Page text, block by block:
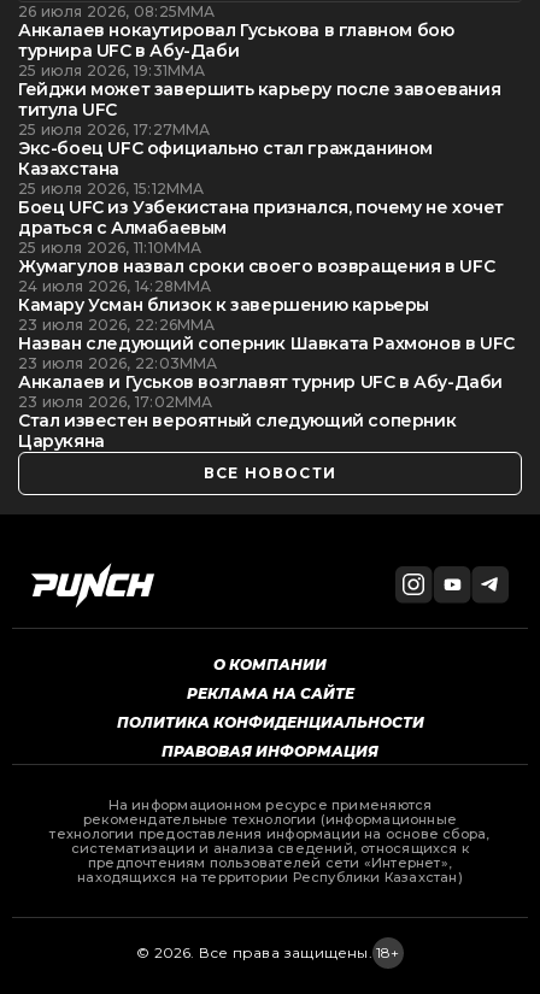
26 июля 2026, 08:25ММА
Анкалаев нокаутировал Гуськова в главном бою
турнира UFC в Абу-Даби
25 июля 2026, 19:31ММА
Гейджи может завершить карьеру после завоевания
титула UFC
25 июля 2026, 17:27ММА
Экс-боец UFC официально стал гражданином
Казахстана
25 июля 2026, 15:12ММА
Боец UFC из Узбекистана признался, почему не хочет
драться с Алмабаевым
25 июля 2026, 11:10ММА
Жумагулов назвал сроки своего возвращения в UFC
24 июля 2026, 14:28ММА
Камару Усман близок к завершению карьеры
23 июля 2026, 22:26ММА
Назван следующий соперник Шавката Рахмонов в UFC
23 июля 2026, 22:03ММА
Анкалаев и Гуськов возглавят турнир UFC в Абу-Даби
23 июля 2026, 17:02ММА
Стал известен вероятный следующий соперник
Царукяна
ВСЕ НОВОСТИ
О КОМПАНИИ
РЕКЛАМА НА САЙТЕ
ПОЛИТИКА КОНФИДЕНЦИАЛЬНОСТИ
ПРАВОВАЯ ИНФОРМАЦИЯ
На информационном ресурсе применяются
рекомендательные технологии (информационные
технологии предоставления информации на основе сбора,
систематизации и анализа сведений, относящихся к
предпочтениям пользователей сети «Интернет»,
находящихся на территории Республики Казахстан)
© 2026. Все права защищены. 18+